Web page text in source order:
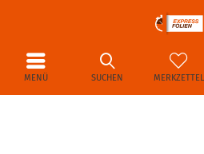
MENÜ MERKZETTEL
SUCHEN